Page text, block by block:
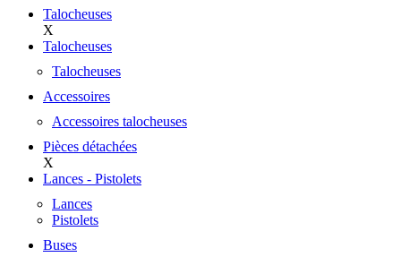
Talocheuses
X
Talocheuses
Talocheuses
Accessoires
Accessoires talocheuses
Pièces détachées
X
Lances - Pistolets
Lances
Pistolets
Buses